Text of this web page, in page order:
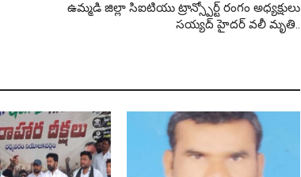
ఉమ్మడి జిల్లా సిఐటియు ట్రాన్స్పోర్ట్ రంగం అధ్యక్షులు
సయ్యద్ హైదర్ వలీ మృతి..